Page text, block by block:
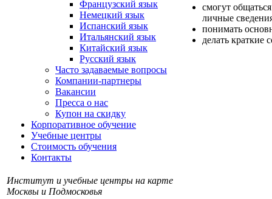
Французский язык
Немецкий язык
Испанский язык
Итальянский язык
Китайский язык
Русский язык
Часто задаваемые вопросы
Компании-партнеры
Вакансии
Пресса о нас
Купон на скидку
Корпоративное обучение
Учебные центры
Стоимость обучения
Контакты
Институт и учебные центры на карте
Москвы и Подмосковья
смогут
личные
понимать
делать краткие